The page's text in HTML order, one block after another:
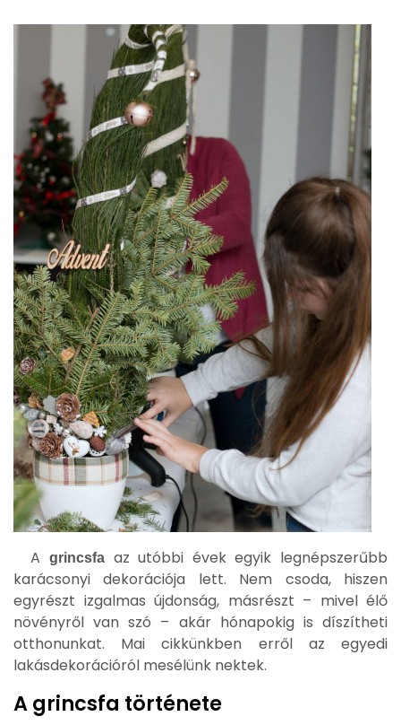
A grincsfaaz utóbbi évek egyik legnépszerűbb
karácsonyi dekorációja lett. Nem csoda, hiszen
egyrészt izgalmas újdonság, másrészt – mivel élő
növényről van szó – akár hónapokig is díszítheti
otthonunkat. Mai cikkünkben erről az egyedi
lakásdekorációról mesélünk nektek.
A grincsfa története